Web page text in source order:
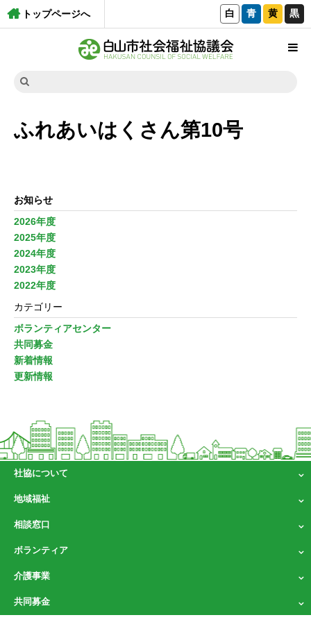
トップページへ 白 青 黄 黒
ふれあいはくさん第10号
お知らせ
2026年度
2025年度
2024年度
2023年度
2022年度
カテゴリー
ボランティアセンター
共同募金
新着情報
更新情報
社協について
地域福祉
相談窓口
ボランティア
介護事業
共同募金